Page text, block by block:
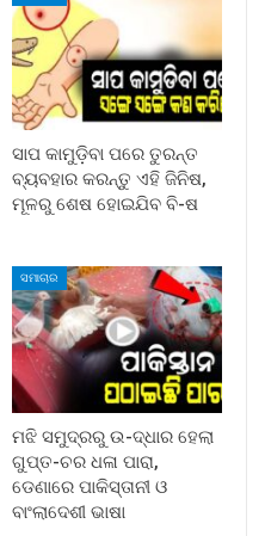
ସାପ କାମୁଡ଼ିବା ପରେ ତୁରନ୍ତ
ବ୍ୟବହାର କରନ୍ତୁ ଏହି ଜିନିଷ,
ମୂଳରୁ ଶେଷ ହୋଇଯିବ ବି-ଷ
ସମାଚାର
ମଝି ସମୁଦ୍ରରୁ ଉ-ଦ୍ଧାର ହେଲା
ଗୁପ୍ତ-ଚର ଧଳା ପାରା,
ଡେଣାରେ ପାକିସ୍ତାନୀ ଓ
ବାଂଲାଦେଶୀ ଭାଷା